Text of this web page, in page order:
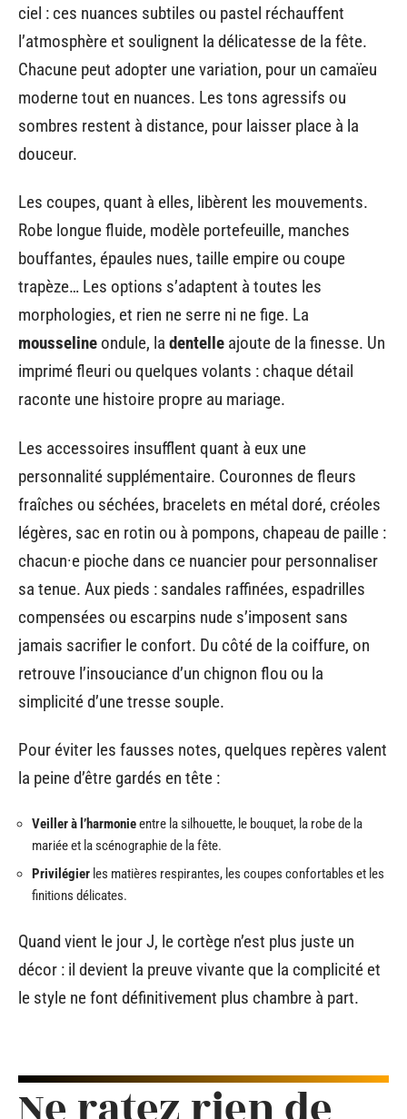
ciel : ces nuances subtiles ou pastel réchauffent
l’atmosphère et soulignent la délicatesse de la fête.
Chacune peut adopter une variation, pour un camaïeu
moderne tout en nuances. Les tons agressifs ou
sombres restent à distance, pour laisser place à la
douceur.
Les coupes, quant à elles, libèrent les mouvements.
Robe longue fluide, modèle portefeuille, manches
bouffantes, épaules nues, taille empire ou coupe
trapèze… Les options s’adaptent à toutes les
morphologies, et rien ne serre ni ne fige. La
mousseline ondule, la dentelle ajoute de la finesse. Un
imprimé fleuri ou quelques volants : chaque détail
raconte une histoire propre au mariage.
Les accessoires insufflent quant à eux une
personnalité supplémentaire. Couronnes de fleurs
fraîches ou séchées, bracelets en métal doré, créoles
légères, sac en rotin ou à pompons, chapeau de paille :
chacun·e pioche dans ce nuancier pour personnaliser
sa tenue. Aux pieds : sandales raffinées, espadrilles
compensées ou escarpins nude s’imposent sans
jamais sacrifier le confort. Du côté de la coiffure, on
retrouve l’insouciance d’un chignon flou ou la
simplicité d’une tresse souple.
Pour éviter les fausses notes, quelques repères valent
la peine d’être gardés en tête :
Veiller à l’harmonieentre la silhouette, le bouquet, la robe de la
mariée et la scénographie de la fête.
Privilégier les matières respirantes, les coupes confortables et les
finitions délicates.
Quand vient le jour J, le cortège n’est plus juste un
décor : il devient la preuve vivante que la complicité et
le style ne font définitivement plus chambre à part.